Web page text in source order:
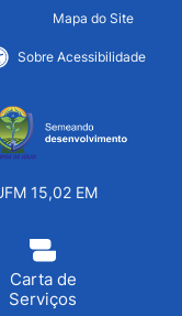
e links
Mapa do Site
Sobre Acessibilidade
principal
15,02 EM
Carta de
Serviços